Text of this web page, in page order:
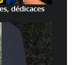
dédicaces